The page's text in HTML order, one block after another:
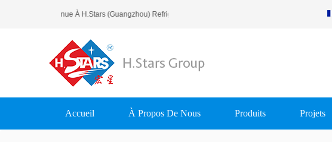
Bienvenue À H.Stars (Guangzhou) Refrigerating Equipment Group Ltd..
Accueil À Propos De Nous Produits Projets